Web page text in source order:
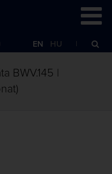
EN HU
BWV.145 |